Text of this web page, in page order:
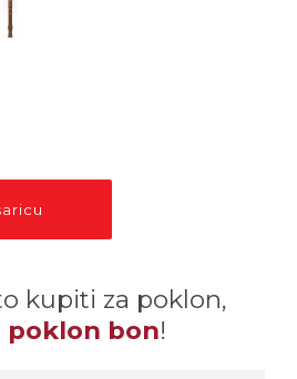
kupiti za poklon,
poklon bon!